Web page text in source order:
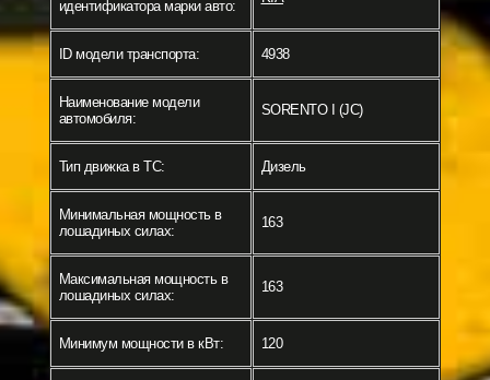
идентификатора марки авто:
ID модели транспорта: 4938
Наименование модели
автомобиля:
SORENTO I (JC)
Тип движка в ТС: Дизель
Минимальная мощность в
лошадиных силах:
163
Максимальная мощность в
лошадиных силах:
163
Минимум мощности в кВт: 120